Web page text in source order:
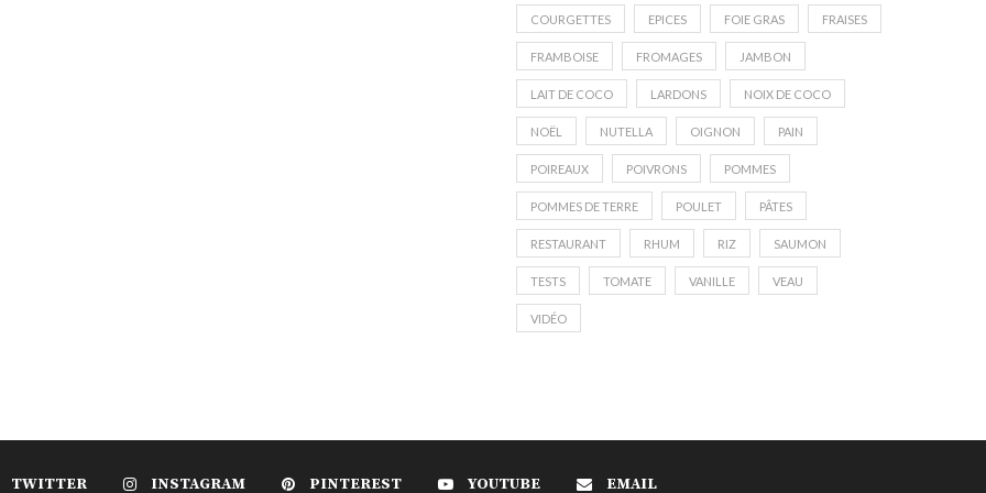
COURGETTES EPICES FOIE GRAS FRAISES
FRAMBOISE FROMAGES JAMBON
LAIT DE COCO LARDONS NOIX DE COCO
NOËL NUTELLA OIGNON PAIN
POIREAUX POIVRONS POMMES
POMMES DE TERRE POULET PÂTES
RESTAURANT RHUM RIZ SAUMON
TESTS TOMATE VANILLE VEAU
VIDÉO
TWITTER INSTAGRAM PINTEREST YOUTUBE EMAIL